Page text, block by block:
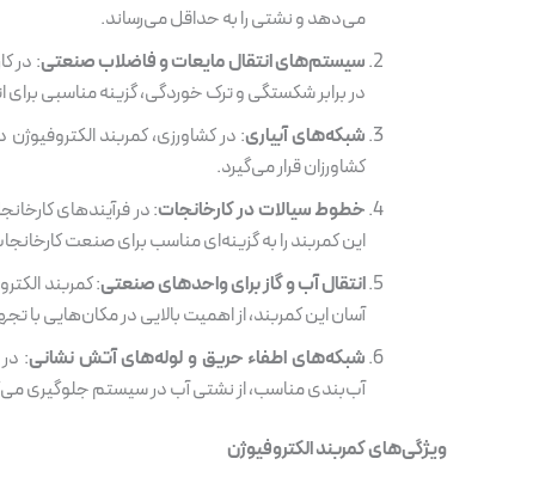
می‌دهد و نشتی را به حداقل می‌رساند.
سیستم‌های انتقال مایعات و فاضلاب صنعتی: در
در برابر شکستگی و ترک خوردگی، گزینه مناسبی
شبکه‌های آبیاری: در کشاورزی، کمربند
کشاورزان قرار می‌گیرد.
خطوط سیالات در کارخانجات: در فرآیندهای
این کمربند را به گزینه‌ای مناسب برای صنعت
انتقال آب و گاز برای واحدهای صنعتی: کمربند
آسان این کمربند، از اهمیت بالایی در مکان‌هایی با
شبکه‌های اطفاء حریق و لوله‌های آتش نشانی:
آب‌بندی مناسب، از نشتی آب در سیستم جلوگیری
ویژگی‌های کمربند الکتروفیوژن